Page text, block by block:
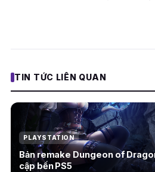
TIN TỨC LIÊN QUAN
PLAYSTATION
Bản remake Dungeon of
cập bến PS5